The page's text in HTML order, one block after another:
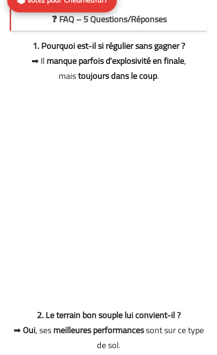
❓ FAQ – 5 Questions/Réponses
1. Pourquoi est-il si régulier sans gagner ?
➡ Ilmanque parfois d'explosivité en finale,
maistoujours dans le coup.
2. Le terrain bon souple lui convient-il ?
➡Oui, sesmeilleures performancessont sur ce type
de sol.